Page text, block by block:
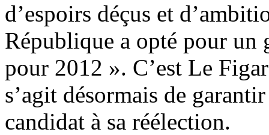
d’espoirs déçus et
République a opté pour un
pour 2012 ». C’est Le
s’agit désormais de
candidat à sa réélection.